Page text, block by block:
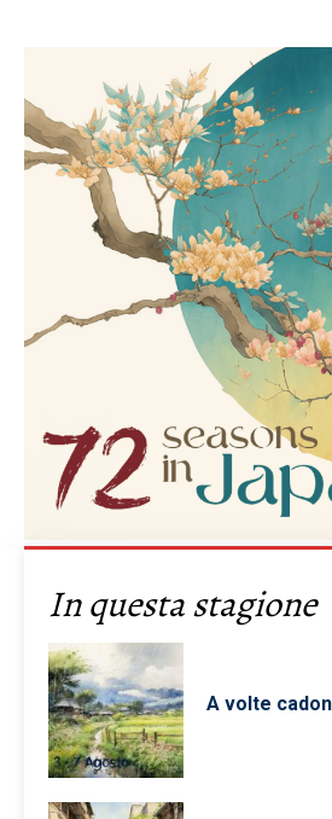
In questa stagione
A volte